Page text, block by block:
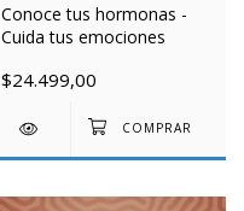
Conoce tus hormonas -
Cuida tus emociones
$24.499,00